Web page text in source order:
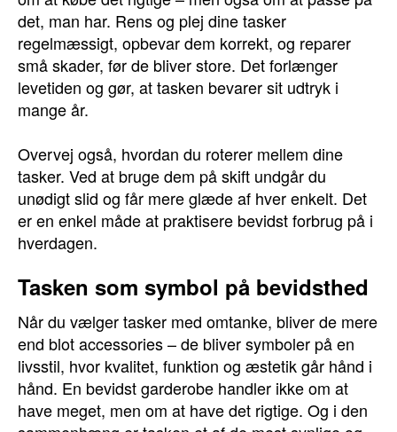
det, man har. Rens og plej dine tasker
regelmæssigt, opbevar dem korrekt, og reparer
små skader, før de bliver store. Det forlænger
levetiden og gør, at tasken bevarer sit udtryk i
mange år.
Overvej også, hvordan du roterer mellem dine
tasker. Ved at bruge dem på skift undgår du
unødigt slid og får mere glæde af hver enkelt. Det
er en enkel måde at praktisere bevidst forbrug på i
hverdagen.
Tasken som symbol på bevidsthed
Når du vælger tasker med omtanke, bliver de mere
end blot accessories – de bliver symboler på en
livsstil, hvor kvalitet, funktion og æstetik går hånd i
hånd. En bevidst garderobe handler ikke om at
have meget, men om at have det rigtige. Og i den